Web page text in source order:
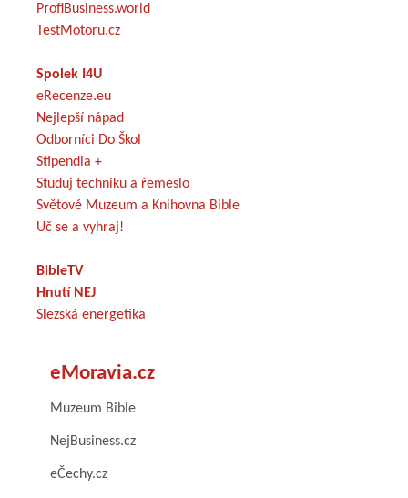
ProfiBusiness.world
TestMotoru.cz
Spolek I4U
eRecenze.eu
Nejlepší nápad
Odborníci Do Škol
Stipendia +
Studuj techniku a řemeslo
Světové Muzeum a Knihovna Bible
Uč se a vyhraj!
BibleTV
Hnutí NEJ
Slezská energetika
eMoravia.cz
Muzeum Bible
NejBusiness.cz
eČechy.cz